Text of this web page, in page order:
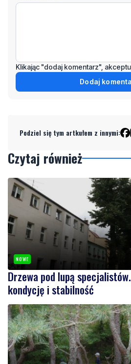
Klikając "dodaj komentarz",
Dodaj
Podziel się tym artkułem z innymi:
Czytaj również
NOWE
Drzewa pod lupą
kondycję i stabilność